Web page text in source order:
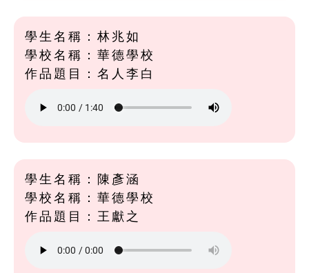
學生名稱：林兆如
學校名稱：華德學校
作品題目：名人李白
學生名稱：陳彥涵
學校名稱：華德學校
作品題目：王獻之